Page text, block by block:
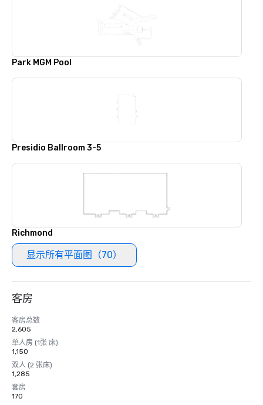
Park MGM Pool
Presidio Ballroom 3-5
Richmond
显示所有平面图（70）
客房
客房总数
2,605
单人房 (1张 床)
1,150
双人 (2 张床)
1,285
套房
170